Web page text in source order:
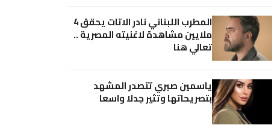
المطرب اللبناني نادر الاتات يحقق 4
ملايين مشاهدة لاغنيته المصرية ..
تعالي هنا
ياسمين صبري تتصدر المشهد
بتصريحاتها وتثير جدلا واسعا